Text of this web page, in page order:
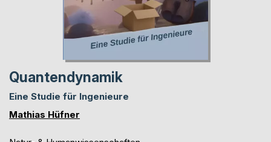
Quantendynamik
Eine Studie für Ingenieure
Mathias Hüfner